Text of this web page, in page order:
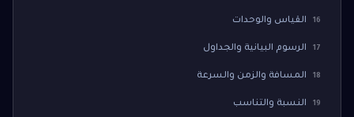
16 القياس والوحدات
17 الرسوم البيانية والجداول
18 المسافة والزمن والسرعة
19 النسبة والتناسب